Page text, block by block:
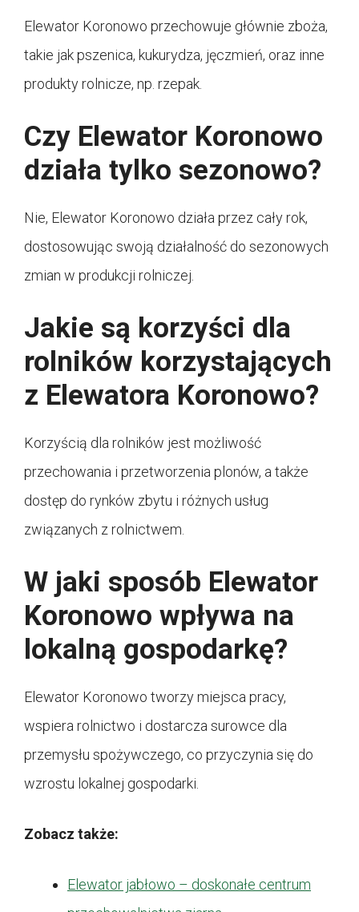
Elewator Koronowo przechowuje głównie zboża,
takie jak pszenica, kukurydza, jęczmień, oraz inne
produkty rolnicze, np. rzepak.
Czy Elewator Koronowo
działa tylko sezonowo?
Nie, Elewator Koronowo działa przez cały rok,
dostosowując swoją działalność do sezonowych
zmian w produkcji rolniczej.
Jakie są korzyści dla
rolników korzystających
z Elewatora Koronowo?
Korzyścią dla rolników jest możliwość
przechowania i przetworzenia plonów, a także
dostęp do rynków zbytu i różnych usług
związanych z rolnictwem.
W jaki sposób Elewator
Koronowo wpływa na
lokalną gospodarkę?
Elewator Koronowo tworzy miejsca pracy,
wspiera rolnictwo i dostarcza surowce dla
przemysłu spożywczego, co przyczynia się do
wzrostu lokalnej gospodarki.
Zobacz także:
Elewator jabłowo – doskonałe centrum